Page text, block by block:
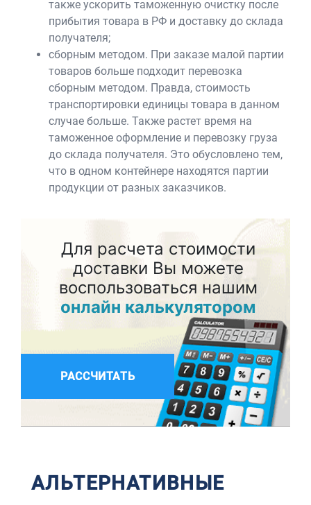
также ускорить таможенную очистку после
прибытия товара в РФ и доставку до склада
получателя;
сборным методом. При заказе малой партии
товаров больше подходит перевозка
сборным методом. Правда, стоимость
транспортировки единицы товара в данном
случае больше. Также растет время на
таможенное оформление и перевозку груза
до склада получателя. Это обусловлено тем,
что в одном контейнере находятся партии
продукции от разных заказчиков.
Для расчета стоимости
доставки Вы можете
воспользоваться нашим
онлайн калькулятором
РАССЧИТАТЬ
АЛЬТЕРНАТИВНЫЕ